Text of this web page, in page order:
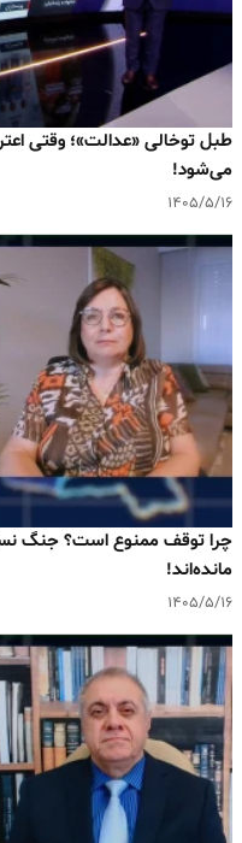
طبل توخالی «عدالت»؛ وقتی
می‌شود!
۱۴۰۵/۵/۱۶
چرا توقف ممنوع است؟ جنگ
مانده‌اند!
۱۴۰۵/۵/۱۶